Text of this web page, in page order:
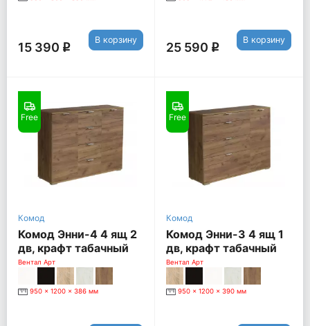
15 390 q
В корзину
25 590 q
В корзину
Free
Комод
Комод Энни-4 4 ящ 2
дв, крафт табачный
Вентал Арт
950 x 1200 x 386 мм
Free
Комод
Комод Энни-3 4 ящ 1
дв, крафт табачный
Вентал Арт
950 x 1200 x 390 мм